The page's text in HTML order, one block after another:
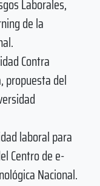
Laborales,
de la
Contra
propuesta del
laboral para
Centro de e-
Nacional.